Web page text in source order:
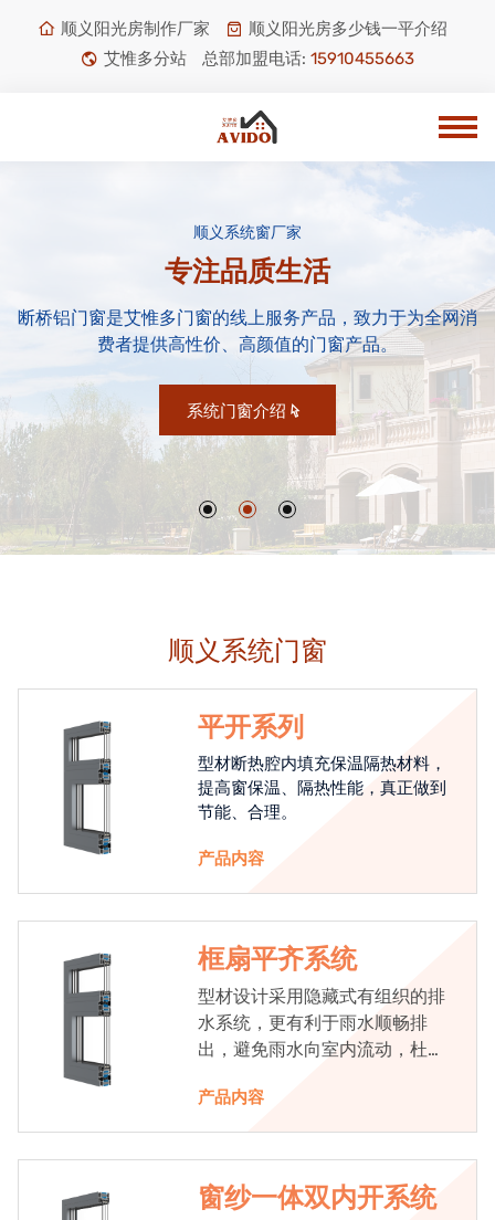
顺义阳光房制作厂家
顺义阳光房多少钱一平介绍
艾惟多分站
总部加盟电话: 15910455663
顺义系统窗厂家
专注品质生活
断桥铝门窗是艾惟多门窗的线上服务产品，致力于为全网消
费者提供高性价、高颜值的门窗产品。
系统门窗介绍
顺义系统门窗
平开系列
型材断热腔内填充保温隔热材料，
提高窗保温、隔热性能，真正做到
节能、合理。
产品内容
框扇平齐系统
型材设计采用隐藏式有组织的排
水系统，更有利于雨水顺畅排
出，避免雨水向室内流动，杜绝
产品内容
窗纱一体双内开系统